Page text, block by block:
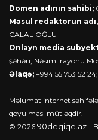
Domen adının sahibi;
Məsul redaktorun adı,
CALAL OĞLU
Onlayn media
şəhəri, Nəsimi rayonu
Əlaqə; +994 55 753 52 24;
Məlumat internet
qoyulması mütləqdir.
© 2026 90deqiqe.az -